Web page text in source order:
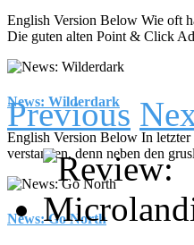
English Version Below Wie oft
Die guten alten Point & Click
News: Wilderdark
English Version Below In
verstanden, denn neben den
News: Go North
Previous